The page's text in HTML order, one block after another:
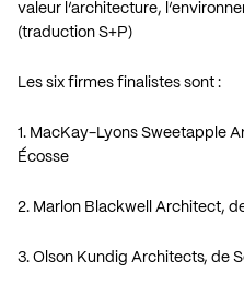
valeur l’architecture,
(traduction S+P)
Les six firmes finalistes sont :
1. MacKay-Lyons Sweetapple
Écosse
2. Marlon Blackwell Architect,
3. Olson Kundig Architects, de